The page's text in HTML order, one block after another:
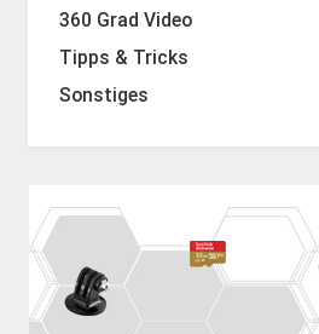
360 Grad Video
Tipps & Tricks
Sonstiges